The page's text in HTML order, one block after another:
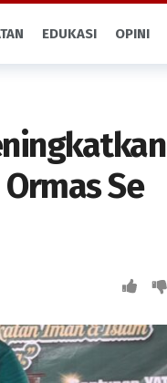
EDUKASI OPINI
Se